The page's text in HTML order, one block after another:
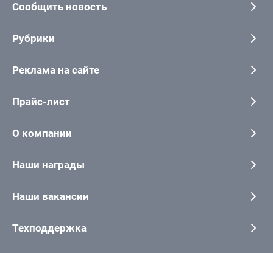
Сообщить новость
Рубрики
Реклама на сайте
Прайс-лист
О компании
Наши награды
Наши вакансии
Техподдержка